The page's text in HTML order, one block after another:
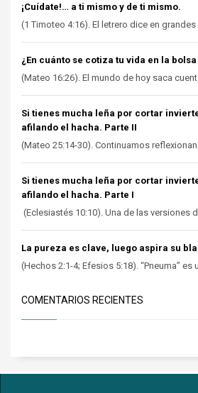
¡Cuídate!… a ti mismo y de ti mismo.
(1 Timoteo 4:16). El letrero dice en grandes
¿En cuánto se cotiza tu vida en la
(Mateo 16:26). El mundo de hoy saca
Si tienes mucha leña por cortar
afilando el hacha. Parte II
(Mateo 25:14-30). Continuamos
Si tienes mucha leña por cortar
afilando el hacha. Parte I
(Eclesiastés 10:10). Una de las versiones
La pureza es clave, luego aspira su
(Hechos 2:1-4; Efesios 5:18). “Pneuma” es
COMENTARIOS RECIENTES